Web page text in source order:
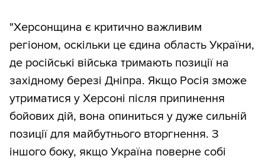
"Херсонщина є критично важливим
регіоном, оскільки це єдина область України,
де російські війська тримають позиції на
західному березі Дніпра. Якщо Росія зможе
утриматися у Херсоні після припинення
бойових дій, вона опиниться у дуже сильній
позиції для майбутнього вторгнення. З
іншого боку, якщо Україна поверне собі